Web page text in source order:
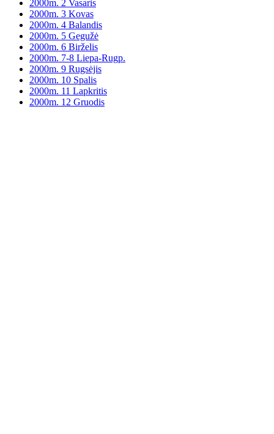
2000m. 2 Vasaris
2000m. 3 Kovas
2000m. 4 Balandis
2000m. 5 Gegužė
2000m. 6 Birželis
2000m. 7-8 Liepa-Rugp.
2000m. 9 Rugsėjis
2000m. 10 Spalis
2000m. 11 Lapkritis
2000m. 12 Gruodis